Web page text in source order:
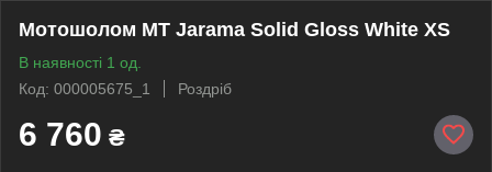
Мотошолом MT Jarama Solid Gloss White XS
В наявності 1 од.
Код: 000005675_1
Роздріб
6 760 ₴